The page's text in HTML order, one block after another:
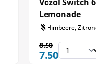
Vozol Switch
Lemonade
Himbeere,
7.50
8.50